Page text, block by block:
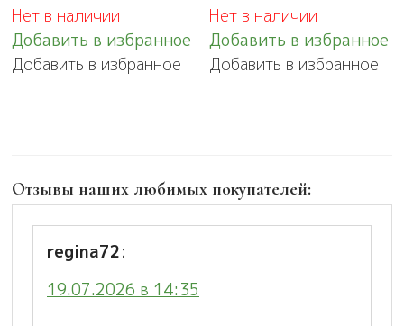
Нет в наличии
Добавить в избранное
Добавить в избранное
Нет в наличии
Добавить в избранное
Добавить в избранное
Отзывы наших любимых покупателей:
regina72:
19.07.2026 в 14:35